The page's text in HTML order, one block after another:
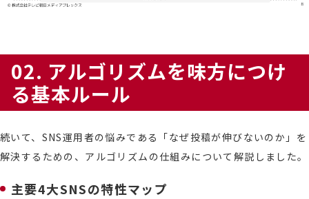
02. アルゴリズムを味方につけ
る基本ルール
続いて、SNS運用者の悩みである「なぜ投稿が伸びないのか」を
解決するための、アルゴリズムの仕組みについて解説しました。
主要4大SNSの特性マップ